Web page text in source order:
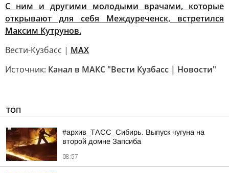
С ним и другими молодыми врачами, которые
открывают для себя Междуреченск, встретился
Максим Кутрунов.
Вести-Кузбасс | MAX
Источник: Канал в МАКС "Вести Кузбасс | Новости"
ТОП
#архив_ТАСС_Сибирь. Выпуск чугуна на
второй домне Запсиба
08:57